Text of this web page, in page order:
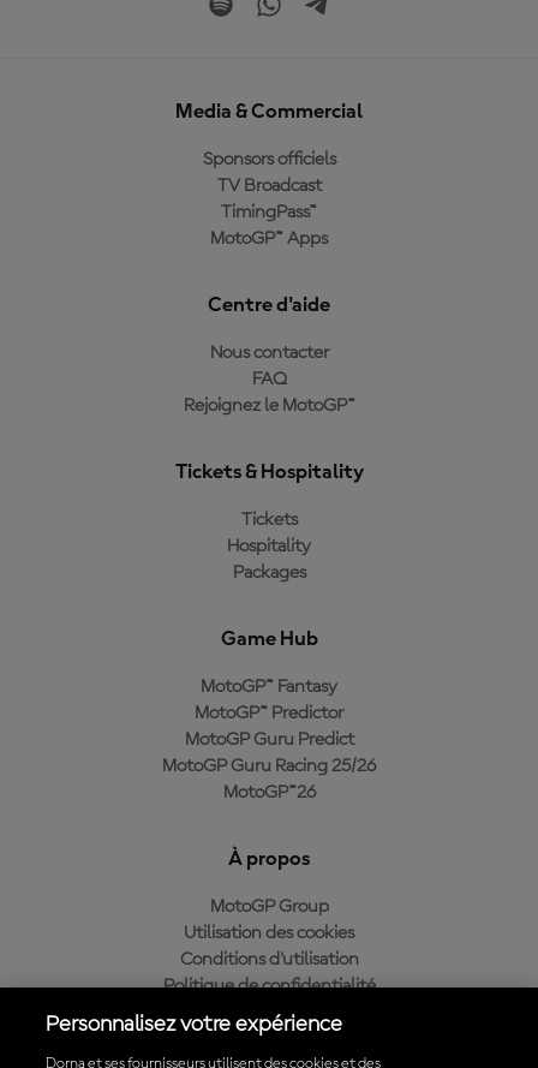
Media & Commercial
Sponsors officiels
TV Broadcast
TimingPass™
MotoGP™ Apps
Centre d'aide
Nous contacter
FAQ
Rejoignez le MotoGP™
Tickets & Hospitality
Tickets
Hospitality
Packages
Game Hub
MotoGP™ Fantasy
MotoGP™ Predictor
MotoGP Guru Predict
MotoGP Guru Racing 25/26
MotoGP™26
À propos
MotoGP Group
Utilisation des cookies
Conditions d'utilisation
Politique de confidentialité
Politique d’achat
Personnalisez votre expérience
Dorna et ses fournisseurs utilisent des cookies et des